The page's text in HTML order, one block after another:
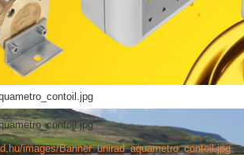
images/Banner_unirad_aquametro_contoil.jpg